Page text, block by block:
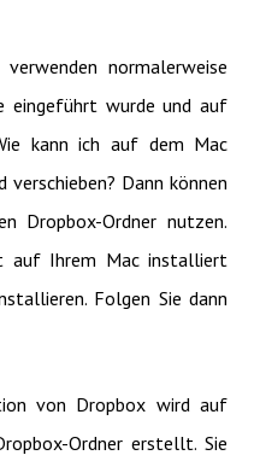
normalerweise
eingeführt wurde und auf
kann ich auf dem Mac
Dann können
Dropbox-Ordner nutzen.
auf Ihrem Mac installiert
Folgen Sie dann
von Dropbox wird auf
Ordner erstellt. Sie